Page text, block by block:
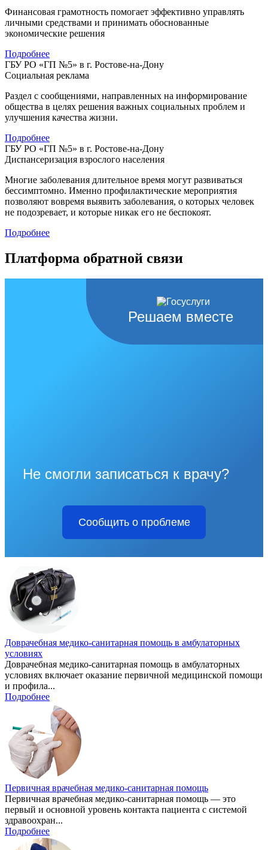
Финансовая грамотность помогает эффективно управлять
личными средствами и принимать обоснованные
экономические решения
Подробнее
ГБУ РО «ГП №5» в г. Ростове-на-Дону
Социальная реклама
Раздел с сообщениями, направленных на информирование
общества в целях решения важных социальных проблем и
улучшения качества жизни.
Подробнее
ГБУ РО «ГП №5» в г. Ростове-на-Дону
Диспансеризация взрослого населения
Многие заболевания длительное время могут развиваться
бессимптомно. Именно профилактические мероприятия
позволяют вовремя выявить заболевания, о которых человек
не подозревает, и которые никак его не беспокоят.
Подробнее
Платформа обратной связи
Решаем вместе
Не смогли записаться к врачу?
Сообщить о проблеме
Доврачебная медико-санитарная помощь в амбулаторных
условиях
Доврачебная медико-санитарная помощь в амбулаторных
условиях включает оказание первичной медицинской помощи
и профила...
Подробнее
Первичная врачебная медико-санитарная помощь
Первичная врачебная медико-санитарная помощь — это
первый и основной уровень контакта пациента с системой
здравоохран...
Подробнее